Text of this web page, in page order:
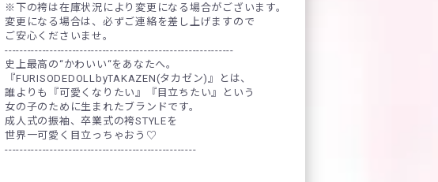
※下の袴は在庫状況により変更になる場合がございます。
変更になる場合は、必ずご連絡を差し上げますので
ご安心くださいませ。
-------------------------------------------------------------
史上最高の“かわいい“をあなたへ。
『FURISODEDOLLbyTAKAZEN(タカゼン)』とは、
誰よりも『可愛くなりたい』『目立ちたい』という
女の子のために生まれたブランドです。
成人式の振袖、卒業式の袴STYLEを
世界一可愛く目立っちゃおう♡
---------------------------------------------------